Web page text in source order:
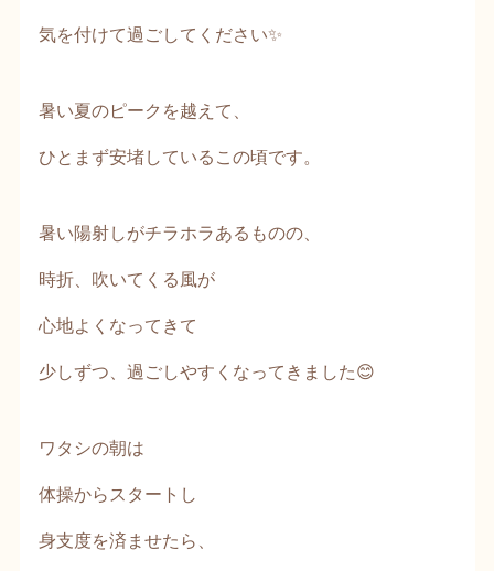
気を付けて過ごしてください✨
暑い夏のピークを越えて、
ひとまず安堵しているこの頃です。
暑い陽射しがチラホラあるものの、
時折、吹いてくる風が
心地よくなってきて
少しずつ、過ごしやすくなってきました😊
ワタシの朝は
体操からスタートし
身支度を済ませたら、